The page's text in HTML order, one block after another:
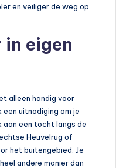
en veiliger de weg op
in eigen
alleen handig voor
uitnodiging om je
aan een tocht langs de
Heuvelrug of
het buitengebied. Je
andere manier dan